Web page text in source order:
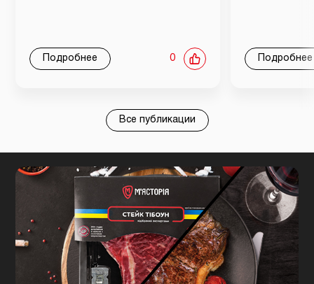
Подробнее 0 Подробнее
Все публикации